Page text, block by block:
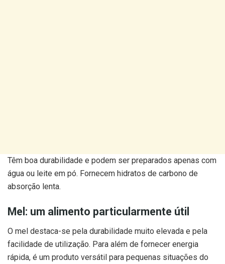
Têm boa durabilidade e podem ser preparados apenas com
água ou leite em pó. Fornecem hidratos de carbono de
absorção lenta.
Mel: um alimento particularmente útil
O mel destaca-se pela durabilidade muito elevada e pela
facilidade de utilização. Para além de fornecer energia
rápida, é um produto versátil para pequenas situações do